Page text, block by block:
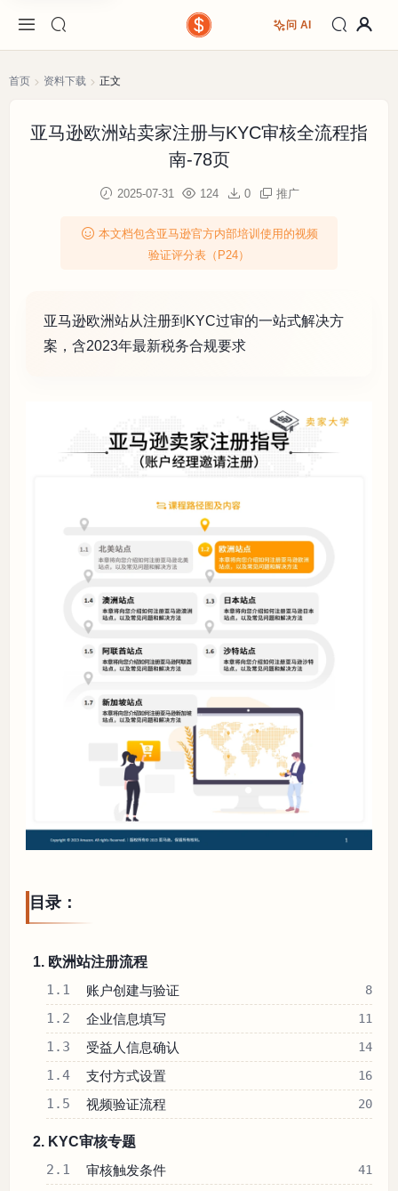
问 AI
首页 资料下载 正文
亚马逊欧洲站卖家注册与KYC审核全流程指
南-78页
2025-07-31 124 0 推广
本文档包含亚马逊官方内部培训使用的视频
验证评分表（P24）
亚马逊欧洲站从注册到KYC过审的一站式解决方
案，含2023年最新税务合规要求
目录：
1. 欧洲站注册流程
1.1 账户创建与验证 8
1.2 企业信息填写 11
1.3 受益人信息确认 14
1.4 支付方式设置 16
1.5 视频验证流程 20
2. KYC审核专题
2.1 审核触发条件 41